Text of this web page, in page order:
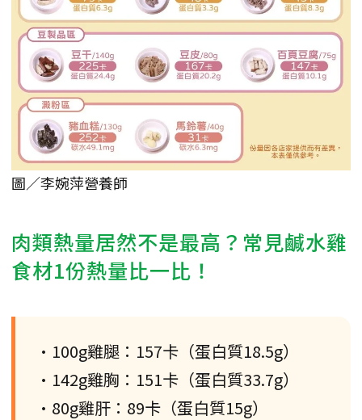
圖／李婉萍營養師
肉類熱量居然不是最高？常見鹹水雞
食材1份熱量比一比！
•100g雞腿：157卡（蛋白質18.5g）
•142g雞胸：151卡（蛋白質33.7g）
•80g雞肝：89卡（蛋白質15g）